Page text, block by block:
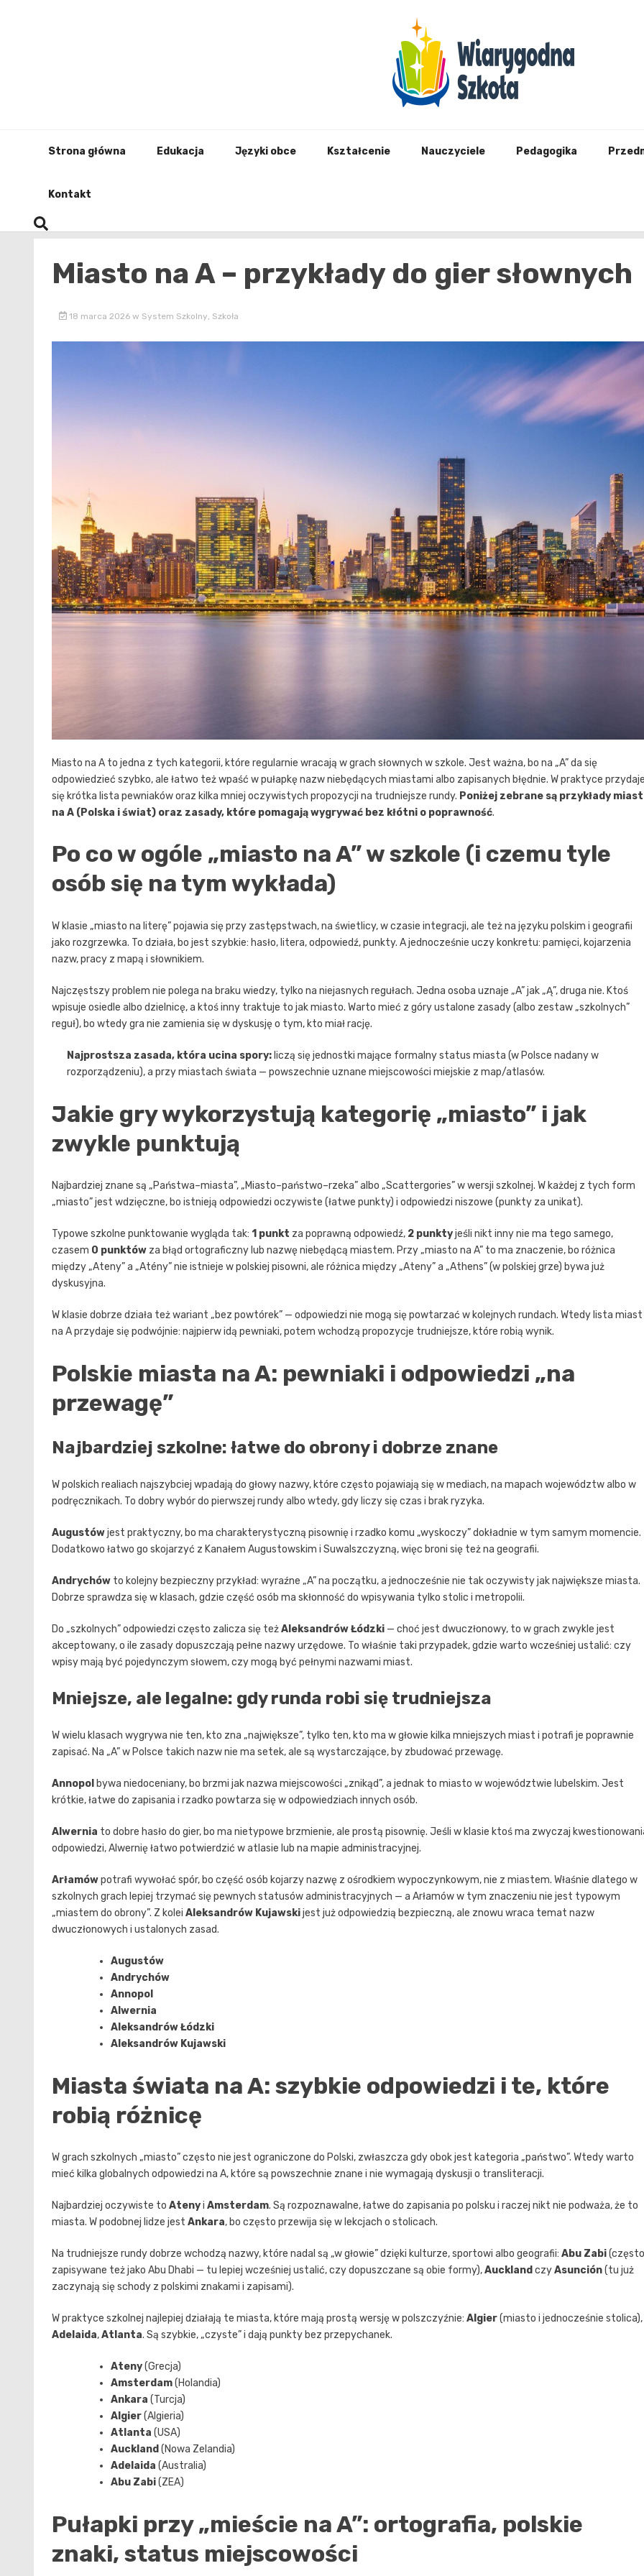
Strona główna Edukacja Języki obce Kształcenie Nauczyciele Pedagogika
Kontakt
Miasto na A – przykłady do gier słownych
18 marca 2026 w System Szkolny Szkoła
Miasto na A to jedna z tych kategorii, które regularnie wracają w grach słownych w szkole. Jest ważna, bo na „A” da się
odpowiedzieć szybko, ale łatwo też wpaść w pułapkę nazw niebędących miastami albo zapisanych błędnie. W praktyce
się krótka lista pewniaków oraz kilka mniej oczywistych propozycji na trudniejsze rundy. Poniżej zebrane są przykłady miast
na A (Polska i świat) oraz zasady, które pomagają wygrywać bez kłótni o poprawność.
Po co w ogóle „miasto na A” w szkole (i czemu tyle
osób się na tym wykłada)
W klasie „miasto na literę” pojawia się przy zastępstwach, na świetlicy, w czasie integracji, ale też na języku polskim i geografii
jako rozgrzewka. To działa, bo jest szybkie: hasło, litera, odpowiedź, punkty. A jednocześnie uczy konkretu: pamięci, kojarzenia
nazw, pracy z mapą i słownikiem.
Najczęstszy problem nie polega na braku wiedzy, tylko na niejasnych regułach. Jedna osoba uznaje „A” jak „Ą”, druga nie. Ktoś
wpisuje osiedle albo dzielnicę, a ktoś inny traktuje to jak miasto. Warto mieć z góry ustalone zasady (albo zestaw „szkolnych”
reguł), bo wtedy gra nie zamienia się w dyskusję o tym, kto miał rację.
Najprostsza zasada, która ucina spory: liczą się jednostki mające formalny status miasta (w Polsce nadany w
rozporządzeniu), a przy miastach świata — powszechnie uznane miejscowości miejskie z map/atlasów.
Jakie gry wykorzystują kategorię „miasto” i jak
zwykle punktują
Najbardziej znane są „Państwa–miasta”, „Miasto–państwo–rzeka” albo „Scattergories” w wersji szkolnej. W każdej z tych form
„miasto” jest wdzięczne, bo istnieją odpowiedzi oczywiste (łatwe punkty) i odpowiedzi niszowe (punkty za unikat).
Typowe szkolne punktowanie wygląda tak: 1 punkt za poprawną odpowiedź, 2 punktyjeśli nikt inny nie ma tego samego,
czasem 0 punktów za błąd ortograficzny lub nazwę niebędącą miastem. Przy „miasto na A” to ma znaczenie, bo różnica
między „Ateny” a „Atény” nie istnieje w polskiej pisowni, ale różnica między „Ateny” a „Athens” (w polskiej grze) bywa już
dyskusyjna.
W klasie dobrze działa też wariant „bez powtórek” — odpowiedzi nie mogą się powtarzać w kolejnych rundach. Wtedy lista miast
na A przydaje się podwójnie: najpierw idą pewniaki, potem wchodzą propozycje trudniejsze, które robią wynik.
Polskie miasta na A: pewniaki i odpowiedzi „na
przewagę”
Najbardziej szkolne: łatwe do obrony i dobrze znane
W polskich realiach najszybciej wpadają do głowy nazwy, które często pojawiają się w mediach, na mapach województw albo w
podręcznikach. To dobry wybór do pierwszej rundy albo wtedy, gdy liczy się czas i brak ryzyka.
Augustówjest praktyczny, bo ma charakterystyczną pisownię i rzadko komu „wyskoczy” dokładnie w tym samym momencie.
Dodatkowo łatwo go skojarzyć z Kanałem Augustowskim i Suwalszczyzną, więc broni się też na geografii.
Andrychów to kolejny bezpieczny przykład: wyraźne „A” na początku, a jednocześnie nie tak oczywisty jak największe miasta.
Dobrze sprawdza się w klasach, gdzie część osób ma skłonność do wpisywania tylko stolic i metropolii.
Do „szkolnych” odpowiedzi często zalicza się teżAleksandrów Łódzki — choć jest dwuczłonowy, to w grach zwykle jest
akceptowany, o ile zasady dopuszczają pełne nazwy urzędowe. To właśnie taki przypadek, gdzie warto wcześniej ustalić: czy
wpisy mają być pojedynczym słowem, czy mogą być pełnymi nazwami miast.
Mniejsze, ale legalne: gdy runda robi się trudniejsza
W wielu klasach wygrywa nie ten, kto zna „największe”, tylko ten, kto ma w głowie kilka mniejszych miast i potrafi je poprawnie
zapisać. Na „A” w Polsce takich nazw nie ma setek, ale są wystarczające, by zbudować przewagę.
Annopol bywa niedoceniany, bo brzmi jak nazwa miejscowości „znikąd”, a jednak to miasto w województwie lubelskim. Jest
krótkie, łatwe do zapisania i rzadko powtarza się w odpowiedziach innych osób.
Alwernia to dobre hasło do gier, bo ma nietypowe brzmienie, ale prostą pisownię. Jeśli w klasie ktoś ma zwyczaj
odpowiedzi, Alwernię łatwo potwierdzić w atlasie lub na mapie administracyjnej.
Arłamówpotrafi wywołać spór, bo część osób kojarzy nazwę z ośrodkiem wypoczynkowym, nie z miastem. Właśnie dlatego w
szkolnych grach lepiej trzymać się pewnych statusów administracyjnych — a Arłamów w tym znaczeniu nie jest typowym
„miastem do obrony”. Z kolei Aleksandrów Kujawskijest już odpowiedzią bezpieczną, ale znowu wraca temat nazw
dwuczłonowych i ustalonych zasad.
Augustów
Andrychów
Annopol
Alwernia
Aleksandrów Łódzki
Aleksandrów Kujawski
Miasta świata na A: szybkie odpowiedzi i te, które
robią różnicę
W grach szkolnych „miasto” często nie jest ograniczone do Polski, zwłaszcza gdy obok jest kategoria „państwo”. Wtedy warto
mieć kilka globalnych odpowiedzi na A, które są powszechnie znane i nie wymagają dyskusji o transliteracji.
Najbardziej oczywiste to Atenyi Amsterdam. Są rozpoznawalne, łatwe do zapisania po polsku i raczej nikt nie podważa, że to
miasta. W podobnej lidze jest Ankara, bo często przewija się w lekcjach o stolicach.
Na trudniejsze rundy dobrze wchodzą nazwy, które nadal są „w głowie” dzięki kulturze, sportowi albo geografii: Abu Zabi(często
zapisywane też jako Abu Dhabi — tu lepiej wcześniej ustalić, czy dopuszczane są obie formy),Auckland czyAsunción(tu już
zaczynają się schody z polskimi znakami i zapisami).
W praktyce szkolnej najlepiej działają te miasta, które mają prostą wersję w polszczyźnie: Algier(miasto i jednocześnie stolica),
Adelaida,Atlanta. Są szybkie, „czyste” i dają punkty bez przepychanek.
Ateny(Grecja)
Amsterdam(Holandia)
Ankara (Turcja)
Algier(Algieria)
Atlanta (USA)
Auckland (Nowa Zelandia)
Adelaida (Australia)
Abu Zabi(ZEA)
Pułapki przy „mieście na A”: ortografia, polskie
znaki, status miejscowości